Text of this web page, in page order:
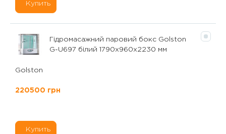
Купить
Гідромасажний паровий бокс Golston
G-U697 білий 1790х960х2230 мм
Golston
220500 грн
Купить